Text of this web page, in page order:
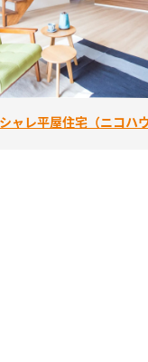
ャレ平屋住宅（ニコハ